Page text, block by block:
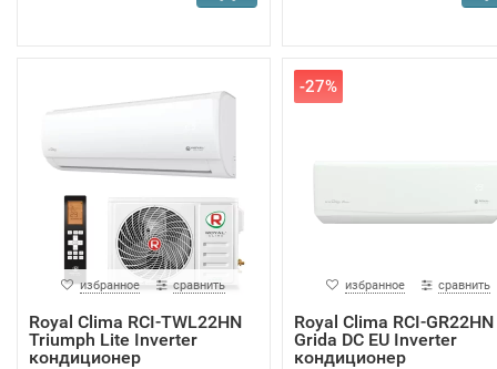
избранное сравнить
Royal Clima RCI-TWL22HN
Triumph Lite Inverter
кондиционер
-27%
избранное сравнить
Royal Clima RCI-GR22HN
Grida DC EU Inverter
кондиционер